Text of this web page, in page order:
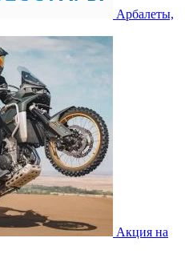
Арбалеты,
Акция на